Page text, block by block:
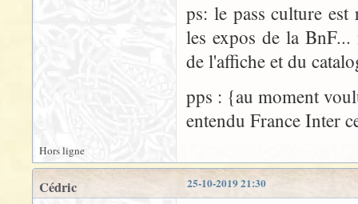
ps: le pass culture
les expos de la
de l'affiche et du
pps : {au moment
entendu France Inter
Hors ligne
25-10-2019 21:30
Cédric